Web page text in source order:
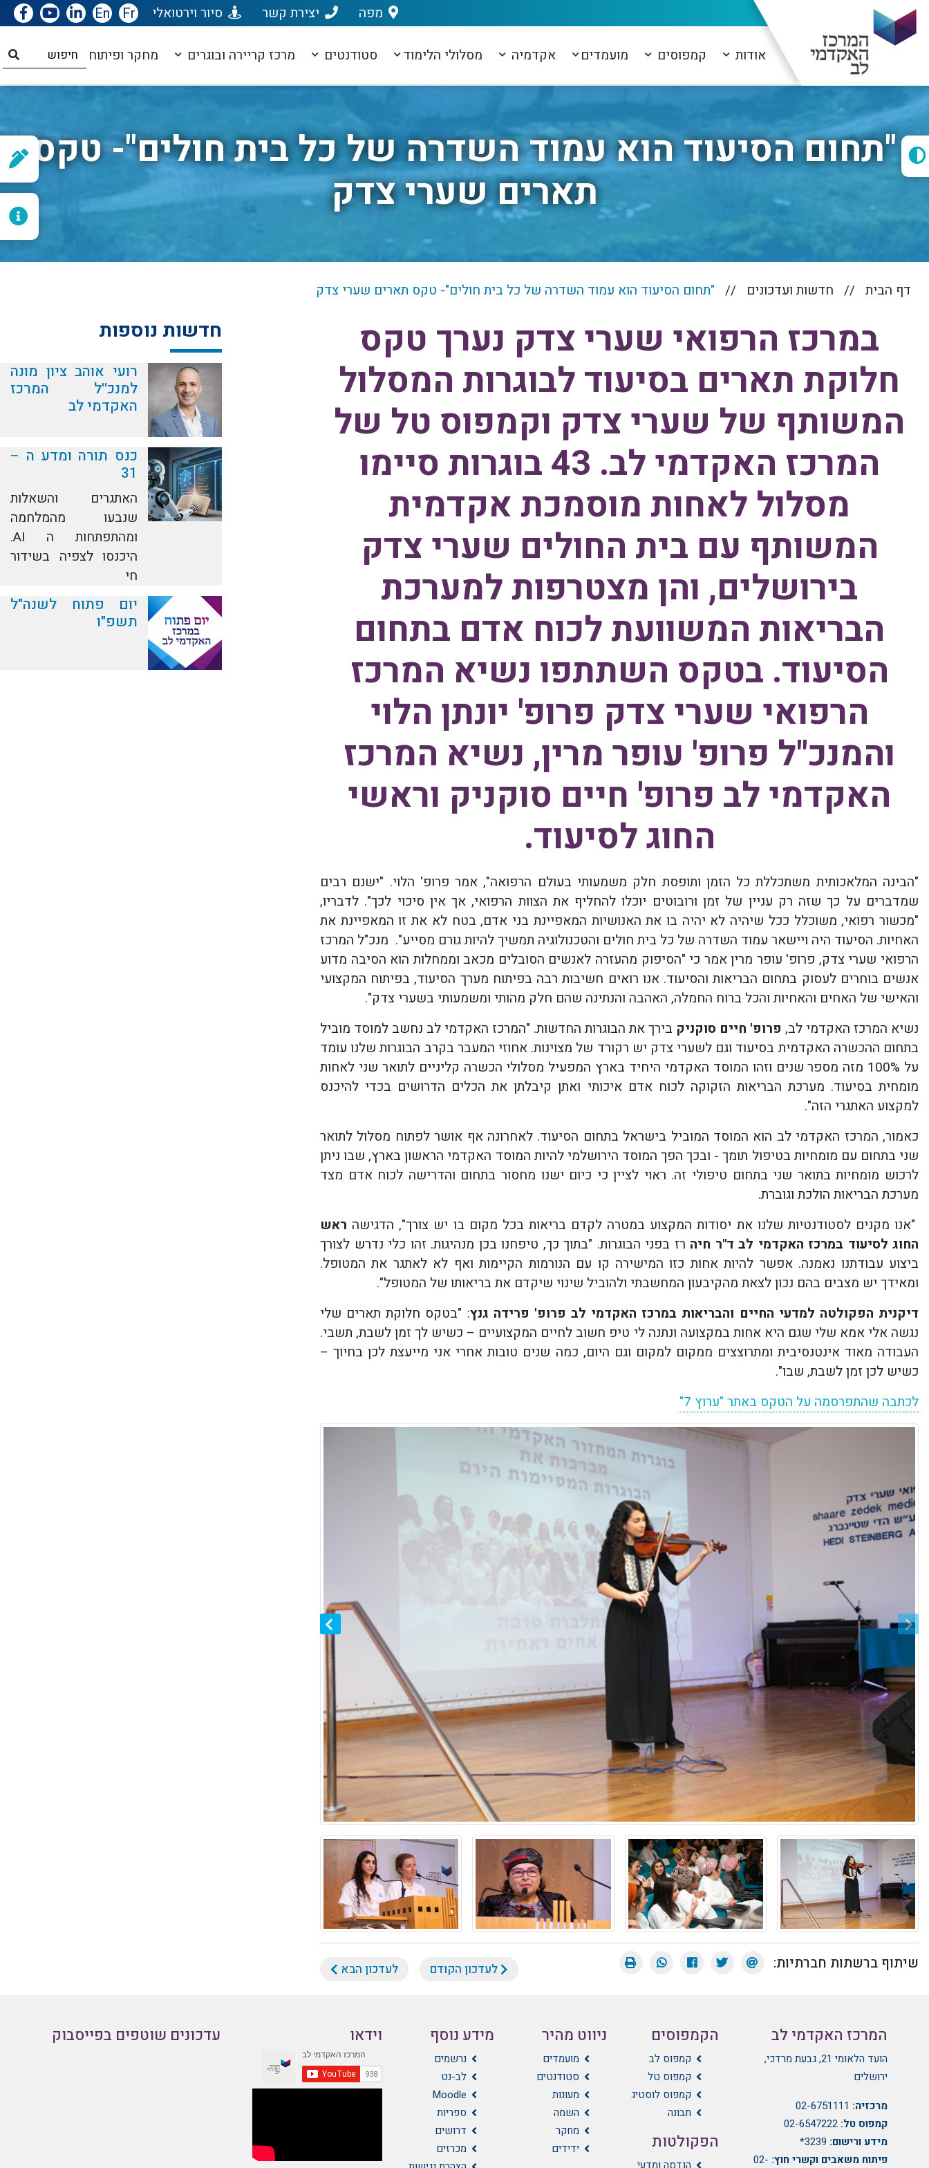
מפה יצירת קשר סיור וירטואלי Fr
En
אודות קמפוסים מועמדים אקדמיה מסלולי הלימוד סטודנטים מרכז קריירה ובוגרים מחקר ופיתוח
"תחום הסיעוד הוא עמוד השדרה של כל בית חולים"- טקס
תארים שערי צדק
דף הבית חדשות ועדכונים "תחום הסיעוד הוא עמוד השדרה של כל בית חולים"- טקס תארים שערי צדק
במרכז הרפואי שערי צדק נערך טקס
חלוקת תארים בסיעוד לבוגרות המסלול
המשותף של שערי צדק וקמפוס טל של
המרכז האקדמי לב. 43 בוגרות סיימו
מסלול לאחות מוסמכת אקדמית
המשותף עם בית החולים שערי צדק
בירושלים, והן מצטרפות למערכת
הבריאות המשוועת לכוח אדם בתחום
הסיעוד. בטקס השתתפו נשיא המרכז
הרפואי שערי צדק פרופ' יונתן הלוי
והמנכ"ל פרופ' עופר מרין, נשיא המרכז
האקדמי לב פרופ' חיים סוקניק וראשי
החוג לסיעוד.
"הבינה המלאכותית משתכללת כל הזמן ותופסת חלק משמעותי בעולם הרפואה", אמר פרופ' הלוי. "ישנם רבים
שמדברים על כך שזה רק עניין של זמן ורובוטים יוכלו להחליף את הצוות הרפואי, אך אין סיכוי לכך". לדבריו,
"מכשור רפואי, משוכלל ככל שיהיה לא יהיה בו את האנושיות המאפיינת בני אדם, בטח לא את זו המאפיינת את
האחיות. הסיעוד היה ויישאר עמוד השדרה של כל בית חולים והטכנולוגיה תמשיך להיות גורם מסייע". מנכ"ל המרכז
הרפואי שערי צדק, פרופ' עופר מרין אמר כי "הסיפוק מהעזרה לאנשים הסובלים מכאב וממחלות הוא הסיבה מדוע
אנשים בוחרים לעסוק בתחום הבריאות והסיעוד. אנו רואים חשיבות רבה בפיתוח מערך הסיעוד, בפיתוח המקצועי
והאישי של האחים והאחיות והכל ברוח החמלה, האהבה והנתינה שהם חלק מהותי ומשמעותי בשערי צדק".
נשיא המרכז האקדמי לב, פרופ' חיים סוקניק בירך את הבוגרות החדשות. "המרכז האקדמי לב נחשב למוסד מוביל
בתחום ההכשרה האקדמית בסיעוד וגם לשערי צדק יש רקורד של מצוינות. אחוזי המעבר בקרב הבוגרות שלנו עומד
על 100% מזה מספר שנים וזהו המוסד האקדמי היחיד בארץ המפעיל מסלולי הכשרה קליניים לתואר שני לאחות
מומחית בסיעוד. מערכת הבריאות הזקוקה לכוח אדם איכותי ואתן קיבלתן את הכלים הדרושים בכדי להיכנס
למקצוע האתגרי הזה".
כאמור, המרכז האקדמי לב הוא המוסד המוביל בישראל בתחום הסיעוד. לאחרונה אף אושר לפתוח מסלול לתואר
שני בתחום עם מומחיות בטיפול תומך - ובכך הפך המוסד הירושלמי להיות המוסד האקדמי הראשון בארץ, שבו ניתן
לרכוש מומחיות בתואר שני בתחום טיפולי זה. ראוי לציין כי כיום ישנו מחסור בתחום והדרישה לכוח אדם מצד
מערכת הבריאות הולכת וגוברת.
"אנו מקנים לסטודנטיות שלנו את יסודות המקצוע במטרה לקדם בריאות בכל מקום בו יש צורך", הדגישה ראש
החוג לסיעוד במרכז האקדמי לב ד"ר חיה רז בפני הבוגרות. "בתוך כך, טיפחנו בכן מנהיגות. זהו כלי נדרש לצורך
ביצוע עבודתנו נאמנה. אפשר להיות אחות כזו המישירה קו עם הנורמות הקיימות ואף לא לאתגר את המטופל.
ומאידך יש מצבים בהם נכון לצאת מהקיבעון המחשבתי ולהוביל שינוי שיקדם את בריאותו של המטופל".
דיקנית הפקולטה למדעי החיים והבריאות במרכז האקדמי לב פרופ' פרידה גנץ: "בטקס חלוקת תארים שלי
נגשה אלי אמא שלי שגם היא אחות במקצועה ונתנה לי טיפ חשוב לחיים המקצועיים – כשיש לך זמן לשבת, תשבי.
העבודה מאוד אינטנסיבית ומתרוצצים ממקום למקום וגם היום, כמה שנים טובות אחרי אני מייעצת לכן בחיוך –
כשיש לכן זמן לשבת, שבו".
לכתבה שהתפרסמה על הטקס באתר "ערוץ 7"
שיתוף ברשתות חברתיות: לעדכון הקודם לעדכון הבא
חדשות נוספות
רועי אוהב ציון מונה
למנכ''ל המרכז
האקדמי לב
כנס תורה ומדע ה –
31
האתגרים והשאלות
שנבעו מהמלחמה
ומהתפתחות ה AI.
היכנסו לצפיה בשידור
חי
יום פתוח לשנה"ל
תשפ"ו
המרכז האקדמי לב
הועד הלאומי 21, גבעת מרדכי,
ירושלים
מרכזיה: 02-6751111
קמפוס טל: 02-6547222
מידע ורישום: 3239*
פיתוח משאבים וקשרי חוץ: 02-
הקמפוסים
קמפוס לב
קמפוס טל
קמפוס לוסטיג
תבונה
הפקולטות
ניווט מהיר
מועמדים
סטודנטים
מעונות
השמה
מחקר
ידידים
מידע נוסף
נרשמים
לב-נט
Moodle
ספריות
דרושים
מכרזים
וידאו עדכונים שוטפים בפייסבוק